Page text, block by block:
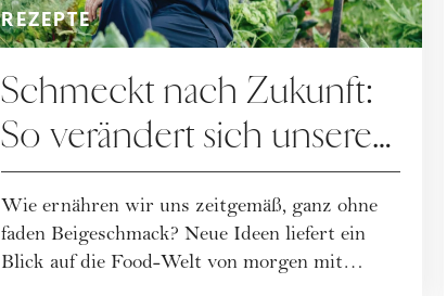
REZEPTE
Schmeckt nach Zukunft:
So verändert sich unsere
Ernährung
Wie ernähren wir uns zeitgemäß, ganz ohne
faden Beigeschmack? Neue Ideen liefert ein
Blick auf die Food-Welt von morgen mit